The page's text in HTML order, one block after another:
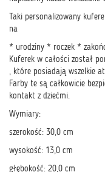
Taki personalizowany
na
* urodziny * roczek *
Kuferek w całości został
, które posiadają wszelkie
Farby te są całkowicie
kontakt z dziećmi.
Wymiary:
szerokość: 30,0 cm
wysokość: 13,0 cm
głębokość: 20,0 cm